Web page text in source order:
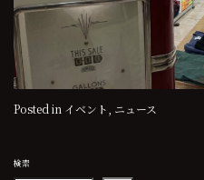
Posted in イベント ニュース
検索